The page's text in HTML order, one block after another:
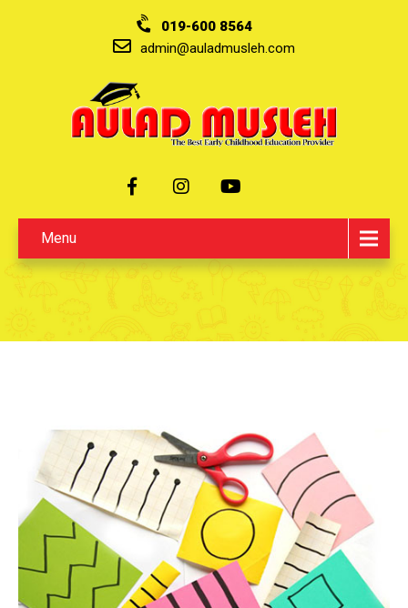
019-600 8564
admin@auladmusleh.com
Menu